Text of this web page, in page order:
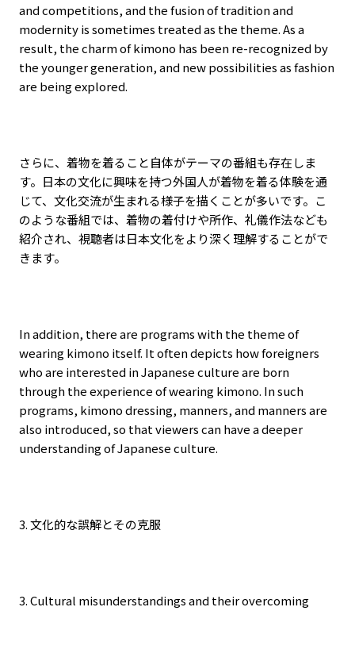
and competitions, and the fusion of tradition and
modernity is sometimes treated as the theme. As a
result, the charm of kimono has been re-recognized by
the younger generation, and new possibilities as fashion
are being explored.
さらに、着物を着ること自体がテーマの番組も存在しま
す。日本の文化に興味を持つ外国人が着物を着る体験を通
じて、文化交流が生まれる様子を描くことが多いです。こ
のような番組では、着物の着付けや所作、礼儀作法なども
紹介され、視聴者は日本文化をより深く理解することがで
きます。
In addition, there are programs with the theme of
wearing kimono itself. It often depicts how foreigners
who are interested in Japanese culture are born
through the experience of wearing kimono. In such
programs, kimono dressing, manners, and manners are
also introduced, so that viewers can have a deeper
understanding of Japanese culture.
3.文化的な誤解とその克服
3. Cultural misunderstandings and their overcoming